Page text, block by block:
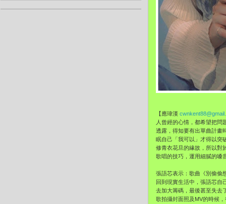
【應瑋漢
人曾經的心情，都希望把
透露，得知要有出單曲計畫
眠自己「我可以」才得以突
修青衣花旦的緣故，所以對
歌唱的技巧，運用細膩的嗓
張語芯表示：歌曲《別偷偷
回到現實生活中，張語芯自
去加大籌碼，最後甚至失去
歌拍攝封面照及MV的時候